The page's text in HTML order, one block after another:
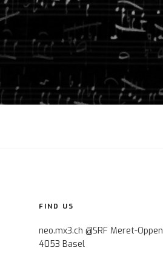
FIND US
neo.mx3.ch @SRF Meret-
4053 Basel